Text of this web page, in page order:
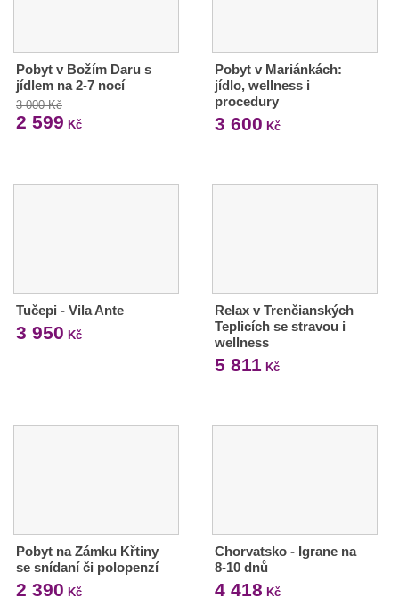
Pobyt v Božím Daru s
jídlem na 2-7 nocí
3 000 Kč
2 599 Kč
Pobyt v Mariánkách:
jídlo, wellness i
procedury
3 600 Kč
Tučepi - Vila Ante
3 950 Kč
Relax v Trenčianských
Teplicích se stravou i
wellness
5 811 Kč
Pobyt na Zámku Křtiny
se snídaní či polopenzí
2 390 Kč
Chorvatsko - Igrane na
8-10 dnů
4 418 Kč